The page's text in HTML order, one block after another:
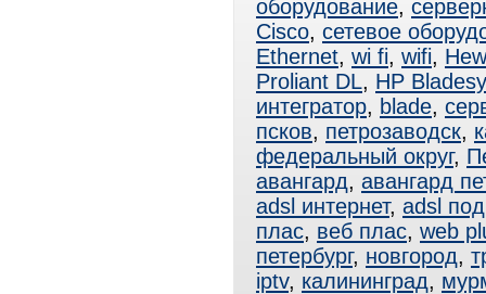
оборудование,
Cisco, сетевое
Ethernet, wi fi, wifi,
Proliant DL, HP
интегратор, blade,
псков, петрозаводск,
федеральный округ,
авангард, авангард
adsl интернет, adsl
плас, веб плас, web
петербург, новгород,
iptv, калининград,